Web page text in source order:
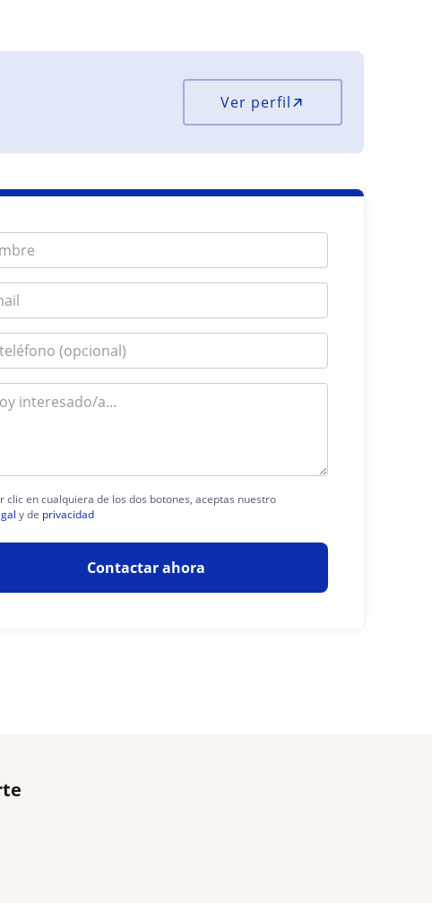
Ver perfil
clic en cualquiera de los dos botones, aceptas nuestro
y de privacidad
Contactar ahora